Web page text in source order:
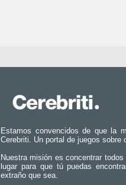
Estamos convencidos de que la
Cerebriti. Un portal de juegos sobre
Nuestra misión es concentrar
lugar para que tú puedas
extraño que sea.